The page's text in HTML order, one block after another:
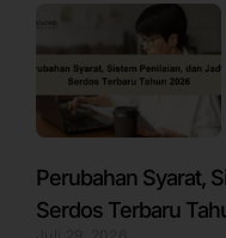
Perubahan Syarat,
Serdos Terbaru